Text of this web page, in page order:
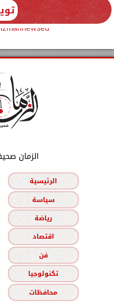
الزمان
الرئيسية
سياسة
رياضة
اقتصاد
فن
تكنولوجيا
محافظات